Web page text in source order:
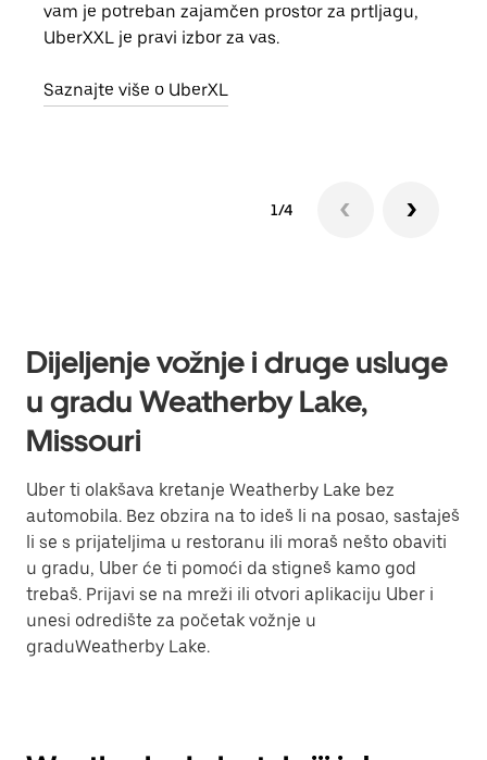
vam je potreban zajamčen prostor za prtljagu,
UberXXL je pravi izbor za vas.
Saznajte više o UberXL
1/4
Dijeljenje vožnje i druge usluge
u gradu Weatherby Lake,
Missouri
Uber ti olakšava kretanje Weatherby Lake bez
automobila. Bez obzira na to ideš li na posao, sastaješ
li se s prijateljima u restoranu ili moraš nešto obaviti
u gradu, Uber će ti pomoći da stigneš kamo god
trebaš. Prijavi se na mreži ili otvori aplikaciju Uber i
unesi odredište za početak vožnje u
graduWeatherby Lake.